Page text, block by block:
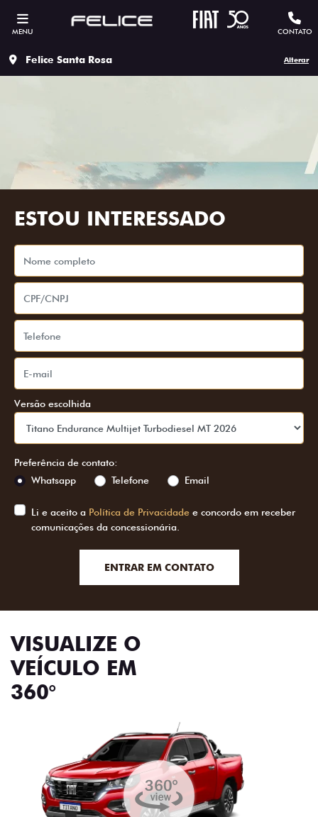
MENU CONTATO
Felice Santa Rosa Alterar
ESTOU INTERESSADO
Versão escolhida
Preferência de contato:
Whatsapp
Telefone Email
Li e aceito a Política de Privacidade e concordo em receber
comunicações da concessionária.
ENTRAR EM CONTATO
VISUALIZE O
VEÍCULO EM
360°